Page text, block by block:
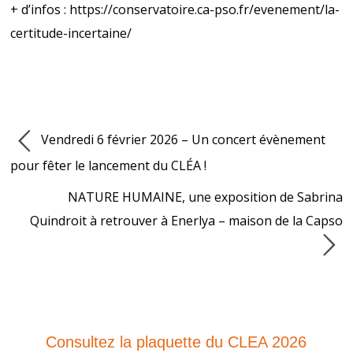
+ d’infos : https://conservatoire.ca-pso.fr/evenement/la-
certitude-incertaine/
Vendredi 6 février 2026 – Un concert évènement
pour fêter le lancement du CLÉA !
NATURE HUMAINE, une exposition de Sabrina
Quindroit à retrouver à Enerlya – maison de la Capso
Consultez la plaquette du CLEA 2026